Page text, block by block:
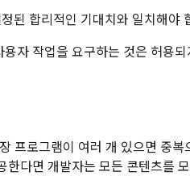
된 합리적인 기대치와 일치해야
자 작업을 요구하는 것은 허용
프로그램이 여러 개 있으면 중
다면 개발자는 모든 콘텐츠를